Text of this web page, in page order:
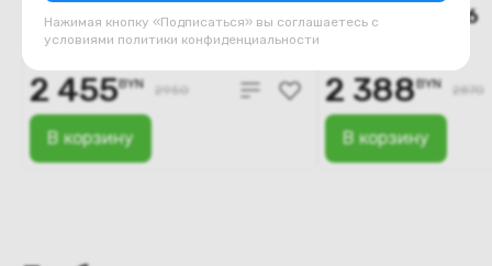
Нажимая кнопку «Подписаться» вы соглашаетесь с
условиями политики конфиденциальности
75 Smart TV S2 Pro
В наличии
В корзину
2 455BYN 2950
65 Smart TV S6
В корзину
2 388BYN 2870